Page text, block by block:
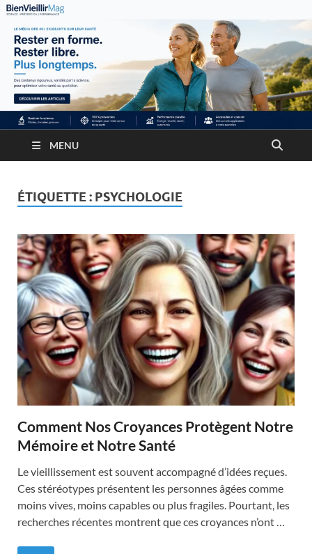
MENU
ÉTIQUETTE : PSYCHOLOGIE
Comment Nos Croyances Protègent Notre
Mémoire et Notre Santé
Le vieillissement est souvent accompagné d’idées reçues.
Ces stéréotypes présentent les personnes âgées comme
moins vives, moins capables ou plus fragiles. Pourtant, les
recherches récentes montrent que ces croyances n’ont …